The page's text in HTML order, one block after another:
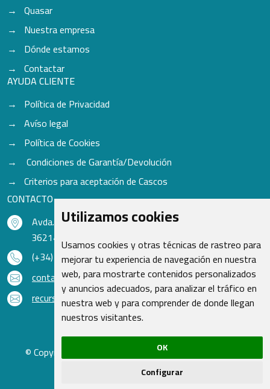
Utilizamos cookies
Usamos cookies y otras técnicas de rastreo para
mejorar tu experiencia de navegación en nuestra
web, para mostrarte contenidos personalizados
y anuncios adecuados, para analizar el tráfico en
nuestra web y para comprender de donde llegan
nuestros visitantes.
OK
Configurar
Quasar
Nuestra empresa
Dónde estamos
Contactar
AYUDA CLIENTE
Política de Privacidad
Avíso legal
Política de Cookies
Condiciones de Garantía/Devolución
Criterios para aceptación de Cascos
CONTACTO
Avda. do Freixo - Sardoma, 13
36214 Vigo - Pontevedra - España
(+34) 986 48 16 33
contacto@qsr.es
recursoshumanos@qsr.es
© Copyright 2026 - Recambios Quasar S.L. | Todos los
derechos reservados